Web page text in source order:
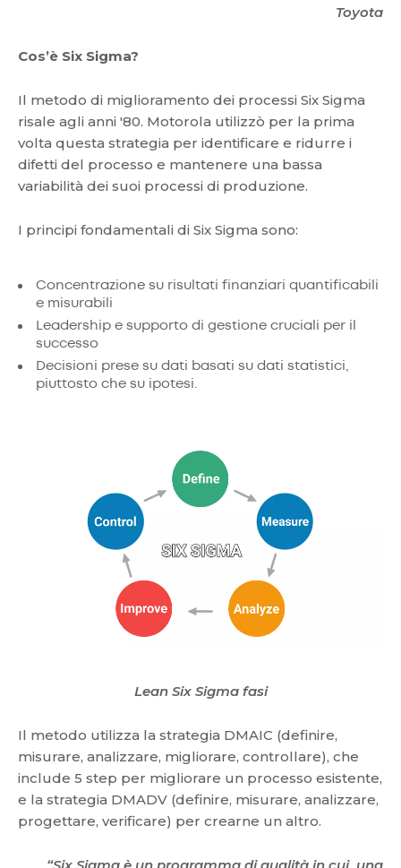
Toyota
Cos’è Six Sigma?
Il metodo di miglioramento dei processi Six Sigma
risale agli anni '80. Motorola utilizzò per la prima
volta questa strategia per identificare e ridurre i
difetti del processo e mantenere una bassa
variabilità dei suoi processi di produzione.
I principi fondamentali di Six Sigma sono:
Concentrazione su risultati finanziari quantificabili
e misurabili
Leadership e supporto di gestione cruciali per il
successo
Decisioni prese su dati basati su dati statistici,
piuttosto che su ipotesi.
Lean Six Sigma fasi
Il metodo utilizza la strategia DMAIC (definire,
misurare, analizzare, migliorare, controllare), che
include 5 step per migliorare un processo esistente,
e la strategia DMADV (definire, misurare, analizzare,
progettare, verificare) per crearne un altro.
“Six Sigma è un programma di qualità in cui, una